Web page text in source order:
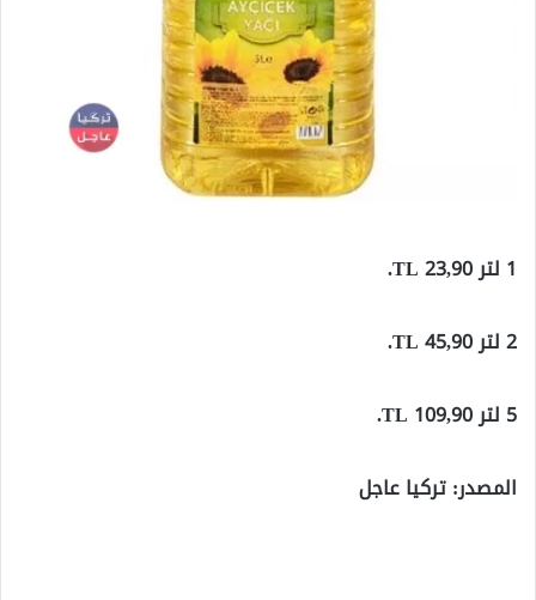
1 لتر 23,90 TL.
2 لتر 45,90 TL.
5 لتر 109,90 TL.
المصدر: تركيا عاجل